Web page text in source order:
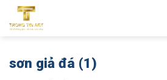
qua
sơn giả đá (1)